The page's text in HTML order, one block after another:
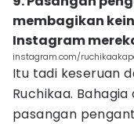
membagikan
Instagram
instagram.com/
Itu tadi keseruan
Ruchikaa.
pasangan